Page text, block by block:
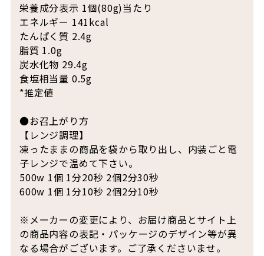
栄養成分表示 1個(80g)当たり
エネルギー 141kcal
たんぱく質 2.4g
脂質 1.0g
炭水化物 29.4g
食塩相当量 0.5g
*推定値
●お召上がり方
【レンジ調理】
凍ったままの商品を袋から取り出し、内装ごと電
子レンジで温めて下さい。
500w 1個 1分20秒 2個2分30秒
600w 1個 1分10秒 2個2分10秒
※メーカーの変更により、お届け商品とサイト上
の商品内容の表記・パッケージのデザイン等が異
なる場合がございます。ご了承くださいませ。